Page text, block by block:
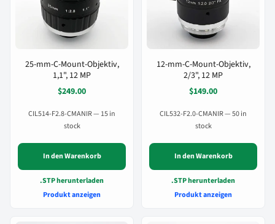
25-mm-C-Mount-Objektiv,
1,1", 12 MP
$249.00
CIL514-F2.8-CMANIR — 15 in
stock
In den Warenkorb
.STP herunterladen
Produkt anzeigen
12-mm-C-Mount-Objektiv,
2/3", 12 MP
$149.00
CIL532-F2.0-CMANIR — 50 in
stock
In den Warenkorb
.STP herunterladen
Produkt anzeigen